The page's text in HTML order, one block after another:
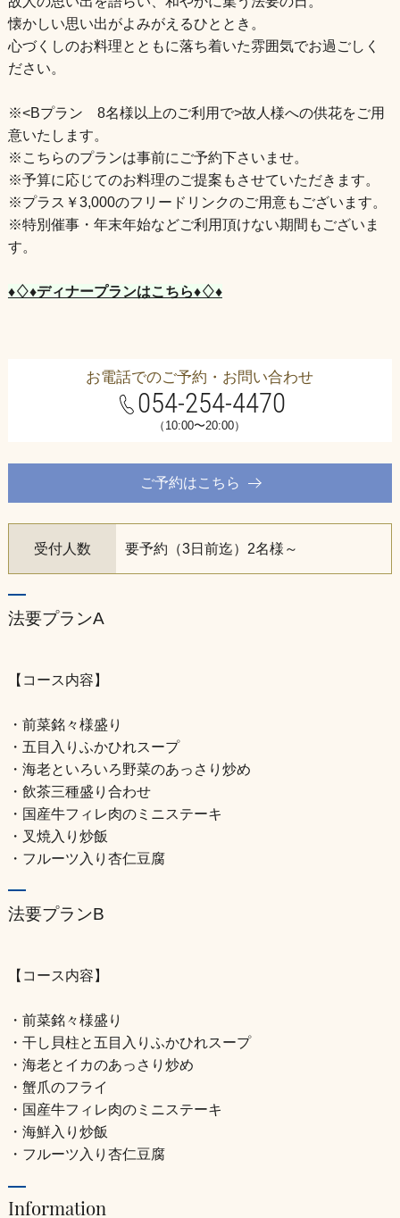
懐かしい思い出がよみがえるひととき。
心づくしのお料理とともに落ち着いた雰囲気でお過ごしく
ださい。
※<Bプラン 8名様以上のご利用で>故人様への供花をご用
意いたします。
※こちらのプランは事前にご予約下さいませ。
※予算に応じてのお料理のご提案もさせていただきます。
※プラス￥3,000のフリードリンクのご用意もございます。
※特別催事・年末年始などご利用頂けない期間もございま
す。
♦♢♦ディナープランはこちら♦♢♦
お電話でのご予約・お問い合わせ
054-254-4470
（10:00〜20:00）
ご予約はこちら
受付人数 要予約（3日前迄）2名様～
法要プランA
【コース内容】
・前菜銘々様盛り
・五目入りふかひれスープ
・海老といろいろ野菜のあっさり炒め
・飲茶三種盛り合わせ
・国産牛フィレ肉のミニステーキ
・叉焼入り炒飯
・フルーツ入り杏仁豆腐
法要プランB
【コース内容】
・前菜銘々様盛り
・干し貝柱と五目入りふかひれスープ
・海老とイカのあっさり炒め
・蟹爪のフライ
・国産牛フィレ肉のミニステーキ
・海鮮入り炒飯
・フルーツ入り杏仁豆腐
Information